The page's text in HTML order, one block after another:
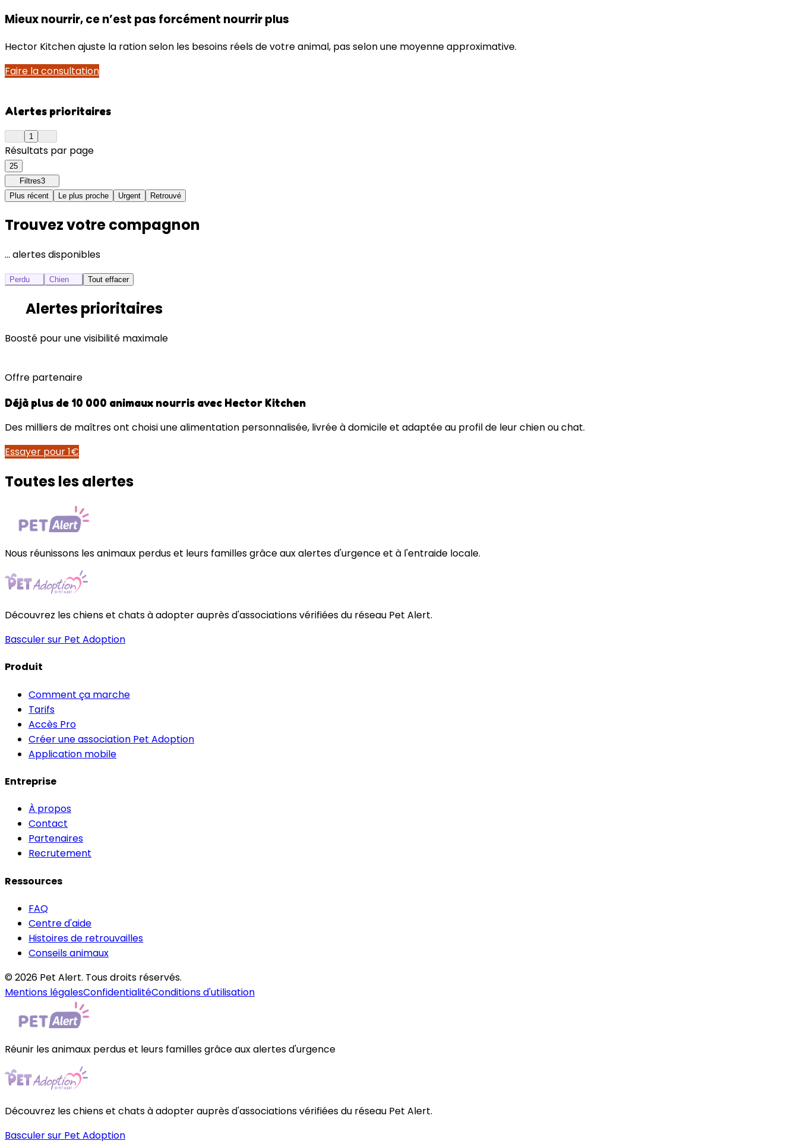
Mieux nourrir, ce n’est pas forcément nourrir plus
Hector Kitchen ajuste la ration selon les besoins réels de votre animal, pas selon une moyenne approximative.
Faire la consultation
Alertes prioritaires
1
Résultats par page
25
Filtres3
Plus récent
Le plus proche Urgent Retrouvé
Trouvez votre compagnon
… alertes disponibles
Perdu Chien Tout effacer
Alertes prioritaires
Boosté pour une visibilité maximale
Offre partenaire
Déjà plus de 10 000 animaux nourris avec Hector Kitchen
Des milliers de maîtres ont choisi une alimentation personnalisée, livrée à domicile et adaptée au profil de leur chien ou chat.
Essayer pour 1€
Toutes les alertes
Nous réunissons les animaux perdus et leurs familles grâce aux alertes d'urgence et à l'entraide locale.
Découvrez les chiens et chats à adopter auprès d'associations vérifiées du réseau Pet Alert.
Basculer sur Pet Adoption
Produit
Comment ça marche
Tarifs
Accès Pro
Créer une association Pet Adoption
Application mobile
Entreprise
À propos
Contact
Partenaires
Recrutement
Ressources
FAQ
Centre d'aide
Histoires de retrouvailles
Conseils animaux
© 2026 Pet Alert. Tous droits réservés.
Mentions légalesConfidentialitéConditions d'utilisation
Réunir les animaux perdus et leurs familles grâce aux alertes d'urgence
Découvrez les chiens et chats à adopter auprès d'associations vérifiées du réseau Pet Alert.
Basculer sur Pet Adoption